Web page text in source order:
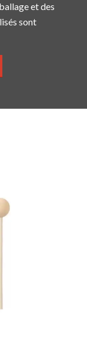
et des
sont